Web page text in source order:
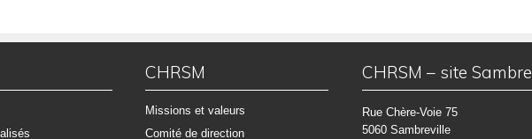
CHRSM
Missions et valeurs
Comité de direction
CHRSM – site Sambre
Rue Chère-Voie 75
5060 Sambreville